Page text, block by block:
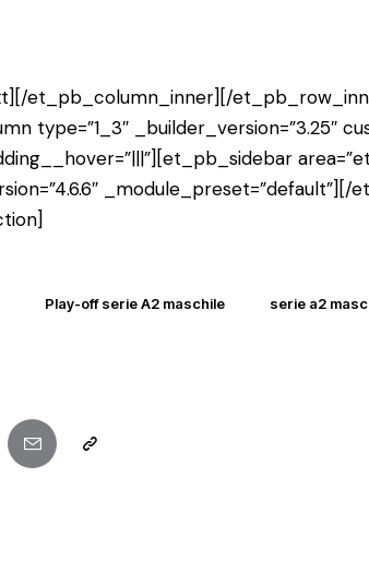
et_pb_column_inner][/
type=”1_3″ _builder_version=”3.25″
Play-off serie A2 maschile serie a2